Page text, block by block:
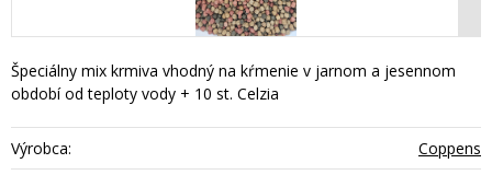
Špeciálny mix krmiva vhodný na kŕmenie v jarnom a jesennom
období od teploty vody + 10 st. Celzia
Výrobca:
Coppens